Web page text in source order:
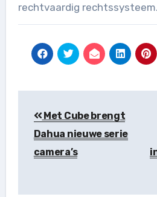
rechtvaardig rechtssysteem.
Met Cube brengt
Dahua nieuwe serie
camera’s